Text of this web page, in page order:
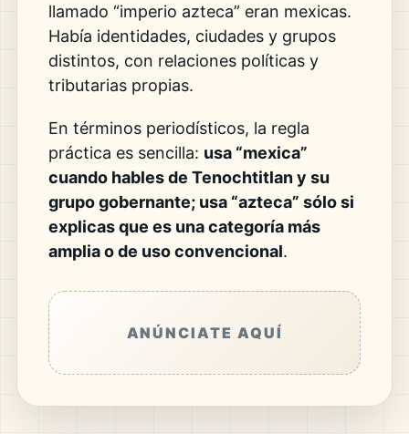
llamado “imperio azteca” eran mexicas.
Había identidades, ciudades y grupos
distintos, con relaciones políticas y
tributarias propias.
En términos periodísticos, la regla
práctica es sencilla: usa “mexica”
cuando hables de Tenochtitlan y su
grupo gobernante; usa “azteca” sólo si
explicas que es una categoría más
amplia o de uso convencional.
ANÚNCIATE AQUÍ